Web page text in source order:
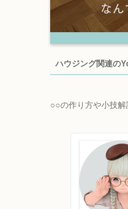
ハウジング関連の
○○の作り方や小技